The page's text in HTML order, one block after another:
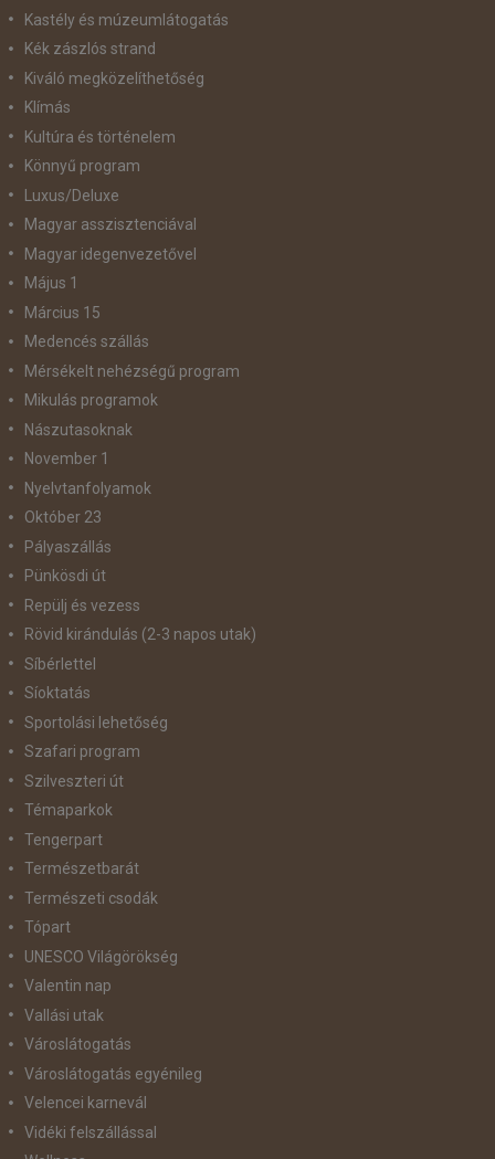
Kastély és múzeumlátogatás
Kék zászlós strand
Kiváló megközelíthetőség
Klímás
Kultúra és történelem
Könnyű program
Luxus/Deluxe
Magyar asszisztenciával
Magyar idegenvezetővel
Május 1
Március 15
Medencés szállás
Mérsékelt nehézségű program
Mikulás programok
Nászutasoknak
November 1
Nyelvtanfolyamok
Október 23
Pályaszállás
Pünkösdi út
Repülj és vezess
Rövid kirándulás (2-3 napos utak)
Síbérlettel
Síoktatás
Sportolási lehetőség
Szafari program
Szilveszteri út
Témaparkok
Tengerpart
Természetbarát
Természeti csodák
Tópart
UNESCO Világörökség
Valentin nap
Vallási utak
Városlátogatás
Városlátogatás egyénileg
Velencei karnevál
Vidéki felszállással